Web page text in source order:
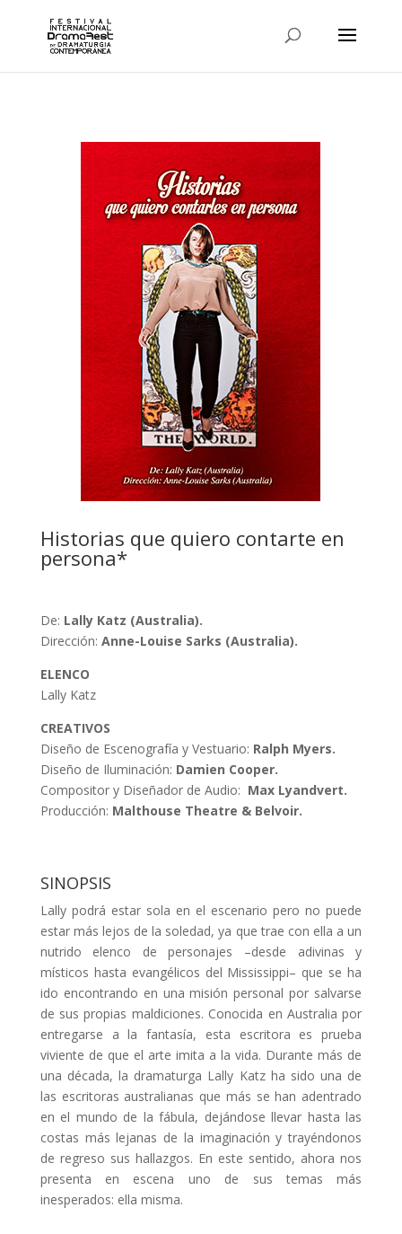
Historias que quiero contarte en
persona*
De: Lally Katz (Australia).
Dirección: Anne-Louise Sarks (Australia).
ELENCO
Lally Katz
CREATIVOS
Diseño de Escenografía y Vestuario: Ralph Myers.
Diseño de Iluminación: Damien Cooper.
Compositor y Diseñador de Audio: Max Lyandvert.
Producción: Malthouse Theatre & Belvoir.
SINOPSIS
Lally podrá estar sola en el escenario pero no puede
estar más lejos de la soledad, ya que trae con ella a un
nutrido elenco de personajes –desde adivinas y
místicos hasta evangélicos del Mississippi– que se ha
ido encontrando en una misión personal por salvarse
de sus propias maldiciones. Conocida en Australia por
entregarse a la fantasía, esta escritora es prueba
viviente de que el arte imita a la vida. Durante más de
una década, la dramaturga Lally Katz ha sido una de
las escritoras australianas que más se han adentrado
en el mundo de la fábula, dejándose llevar hasta las
costas más lejanas de la imaginación y trayéndonos
de regreso sus hallazgos. En este sentido, ahora nos
presenta en escena uno de sus temas más
inesperados: ella misma.